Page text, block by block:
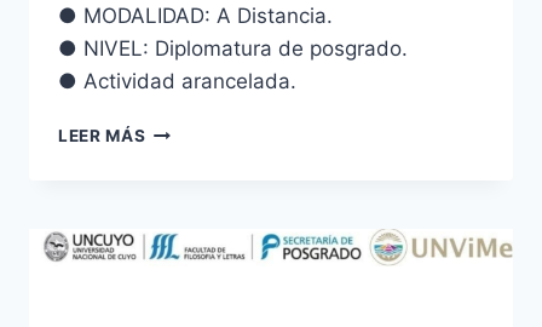
UNIVERSITARIA
● MODALIDAD: A Distancia.
● NIVEL: Diplomatura de posgrado.
● Actividad arancelada.
LEER MÁS DIPLOMATURA
DOCENCIA
UNIVERSITARIA